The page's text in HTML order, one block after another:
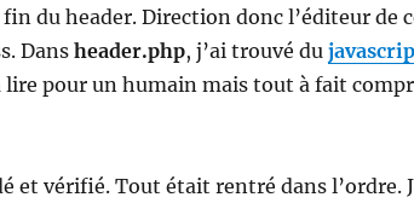
du header. Direction donc l’éditeur de
Dans header.php, j’ai trouvé du
lire pour un humain mais tout à fait
et vérifié. Tout était rentré dans l’ordre.